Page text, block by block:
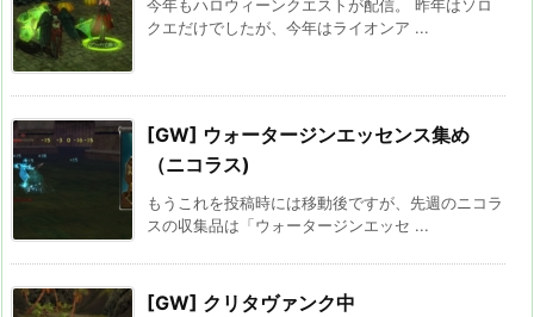
今年もハロウィーンクエストが配信。 昨年はソロ
クエだけでしたが、今年はライオンア ...
[GW] ウォータージンエッセンス集め
（ニコラス)
もうこれを投稿時には移動後ですが、先週のニコラ
スの収集品は「ウォータージンエッセ ...
[GW] クリタヴァンク中